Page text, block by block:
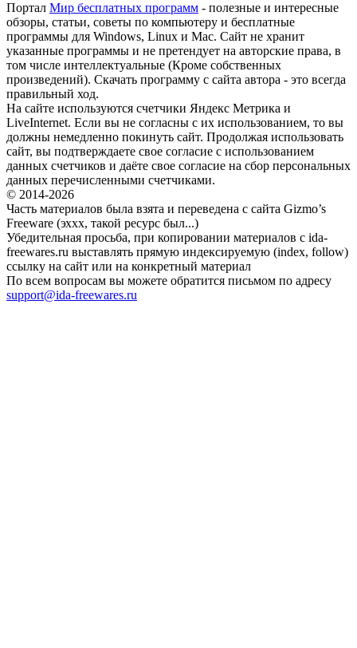
Портал Мир бесплатных программ - полезные и интересные
обзоры, статьи, советы по компьютеру и бесплатные
программы для Windows, Linux и Mac. Сайт не хранит
указанные программы и не претендует на авторские права, в
том числе интеллектуальные (Кроме собственных
произведений). Скачать программу с сайта автора - это всегда
правильный ход.
На сайте используются счетчики Яндекс Метрика и
LiveInternet. Если вы не согласны с их использованием, то вы
должны немедленно покинуть сайт. Продолжая использовать
сайт, вы подтверждаете свое согласие с использованием
данных счетчиков и даёте свое согласие на сбор персональных
данных перечисленными счетчиками.
© 2014-2026
Часть материалов была взята и переведена с сайта Gizmo’s
Freeware (эххх, такой ресурс был...)
Убедительная просьба, при копировании материалов с ida-
freewares.ru выставлять прямую индексируемую (index, follow)
ссылку на сайт или на конкретный материал
По всем вопросам вы можете обратится письмом по адресу
support@ida-freewares.ru